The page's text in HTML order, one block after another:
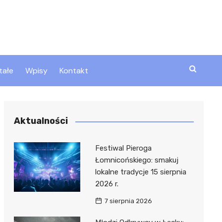
Wpisy Kontakt
Aktualności
Festiwal Pieroga
Łomnicońskiego: smakuj
lokalne tradycje 15 sierpnia
2026 r.
7 sierpnia 2026